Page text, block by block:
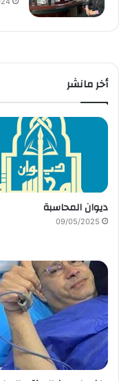
أخر مانشر
ديوان المحاسبة
09/05/2025